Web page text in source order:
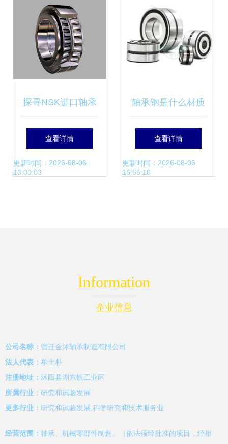
探寻NSK进口轴承
HR32219J在机械
零部件制造中的价
查看详情
更新时间：2026-08-06
13:00:03
轴承钢是什么材质
的钢材？——深入
揭秘高精度轴承的
查看详情
更新时间：2026-08-06
16:55:10
Information
企业信息
公司名称： 宿迁金沭轴承制造有限公司
法人代表： 牟士朴
注册地址： 沭阳县湖东镇工业区
所属行业： 研究和试验发展
更多行业： 研究和试验发展,科学研究和技术服务业
经营范围： 轴承、机械零部件制造。（依法须经批准的项目，经相